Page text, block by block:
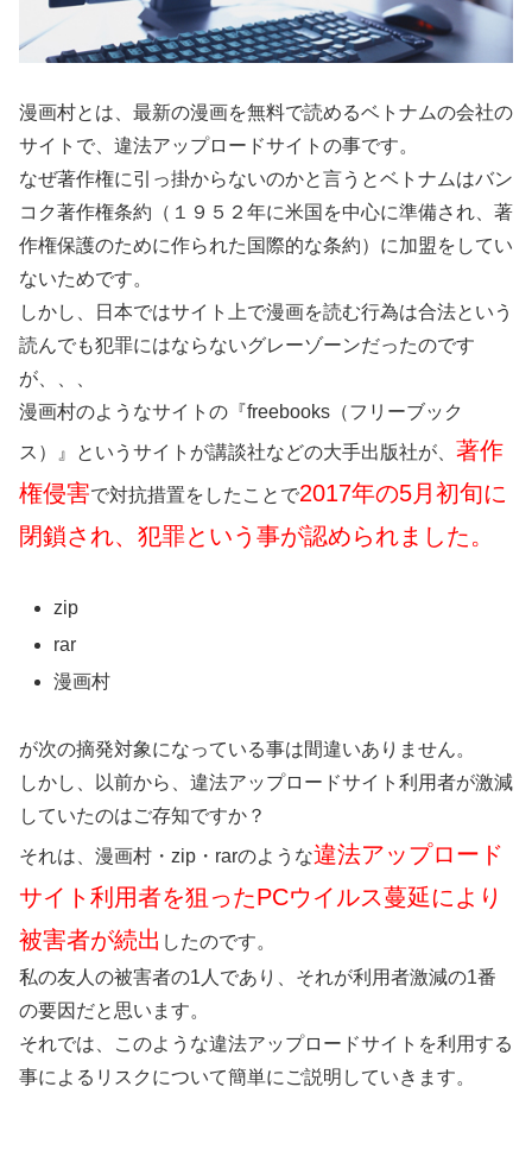
漫画村とは、最新の漫画を無料で読めるベトナムの会社の
サイトで、違法アップロードサイトの事です。
なぜ著作権に引っ掛からないのかと言うとベトナムはバン
コク著作権条約（１９５２年に米国を中心に準備され、著
作権保護のために作られた国際的な条約）に加盟をしてい
ないためです。
しかし、日本ではサイト上で漫画を読む行為は合法という
読んでも犯罪にはならないグレーゾーンだったのです
が、、、
漫画村のようなサイトの『freebooks（フリーブック
ス）』というサイトが講談社などの大手出版社が、 著作
権侵害で対抗措置をしたことで2017年の5月初旬に
閉鎖され、犯罪という事が認められました。
zip
rar
漫画村
が次の摘発対象になっている事は間違いありません。
しかし、以前から、違法アップロードサイト利用者が激減
していたのはご存知ですか？
それは、漫画村・zip・rarのような違法アップロード
サイト利用者を狙ったPCウイルス蔓延により
被害者が続出 したのです。
私の友人の被害者の1人であり、それが利用者激減の1番
の要因だと思います。
それでは、このような違法アップロードサイトを利用する
事によるリスクについて簡単にご説明していきます。